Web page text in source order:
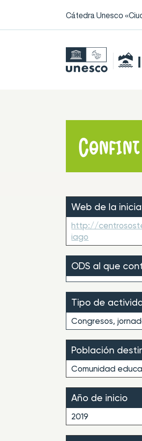
Cátedra Unesco
Confint
Web de la
http://
iago
ODS al que
Tipo de
Congresos,
Población
Comunidad
Año de inicio
2019